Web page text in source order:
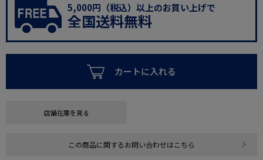
5,000円（税込）以上のお買い上げで
全国送料無料
カートに入れる
店舗在庫を見る
この商品に関するお問い合わせはこちら